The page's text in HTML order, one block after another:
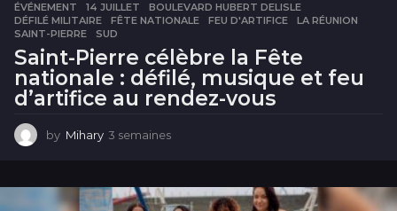
ÉVÉNEMENT 14 JUILLET ,BOULEVARD HUBERT DELISLE
DÉFILÉ MILITAIRE
,FÊTE NATIONALE ,FEU D'ARTIFICE ,LA RÉUNION
SAINT-PIERRE
,SUD
Saint-Pierre célèbre la Fête
nationale : défilé, musique et feu
d’artifice au rendez-vous
by Mihary 3 semaines
m
a